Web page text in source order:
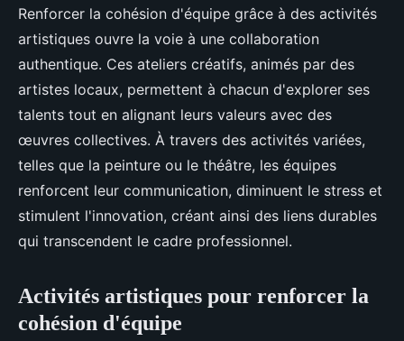
Renforcez la cohésion d'équipe
avec des activités artistiques
Lyana•27 avril 2025•3 min de lecture
Renforcer la cohésion d'équipe grâce à des activités
artistiques ouvre la voie à une collaboration
authentique. Ces ateliers créatifs, animés par des
artistes locaux, permettent à chacun d'explorer ses
talents tout en alignant leurs valeurs avec des
œuvres collectives. À travers des activités variées,
telles que la peinture ou le théâtre, les équipes
renforcent leur communication, diminuent le stress et
stimulent l'innovation, créant ainsi des liens durables
qui transcendent le cadre professionnel.
Activités artistiques pour renforcer la
cohésion d'équipe